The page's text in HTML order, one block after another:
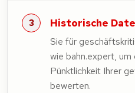
Historische
Sie für
wie bahn.expert,
Pünktlichkeit Ihrer
bewerten.